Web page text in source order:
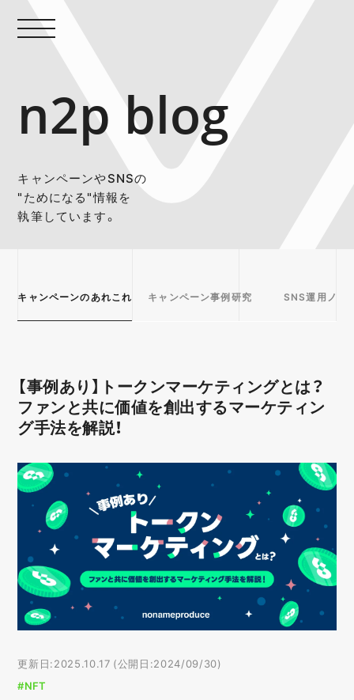
n2p blog
キャンペーンやSNSの
"ためになる"情報を
執筆しています。
キャンペーンのあれこれ キャンペーン事例研究 SNS運用ノウ
【事例あり】トークンマーケティングとは？
ファンと共に価値を創出するマーケティン
グ手法を解説！
更新日:2025.10.17 (公開日:2024/09/30)
#NFT